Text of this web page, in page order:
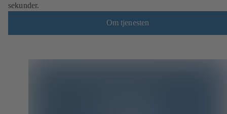
sekunder.
Om tjenesten